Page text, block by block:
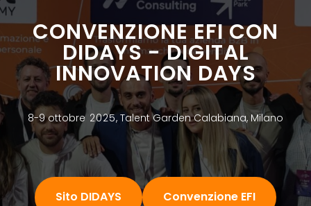
CONVENZIONE EFI CON
DIDAYS - DIGITAL
INNOVATION DAYS
8-9 ottobre 2025, Talent Garden Calabiana, Milano
Sito DIDAYS Convenzione EFI